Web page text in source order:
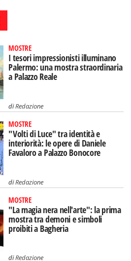
MOSTRE
I tesori impressionisti illuminano
Palermo: una mostra straordinaria
a Palazzo Reale
diRedazione
MOSTRE
"Volti di Luce" tra identità e
interiorità: le opere di Daniele
Favaloro a Palazzo Bonocore
diRedazione
MOSTRE
"La magia nera nell'arte": la prima
mostra tra demoni e simboli
proibiti a Bagheria
diRedazione